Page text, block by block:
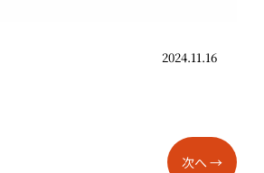
2024.11.16
次へ →